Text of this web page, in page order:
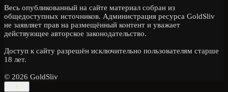
Весь опубликованный на сайте материал собран из
общедоступных источников. Администрация ресурса GoldSliv
не заявляет прав на размещённый контент и уважает
действующее авторское законодательство.
Доступ к сайту разрешён исключительно пользователям старше
18 лет.
© 2026 GoldSliv